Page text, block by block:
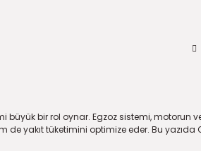
büyük bir rol oynar. Egzoz sistemi, motorun
de yakıt tüketimini optimize eder. Bu yazıda